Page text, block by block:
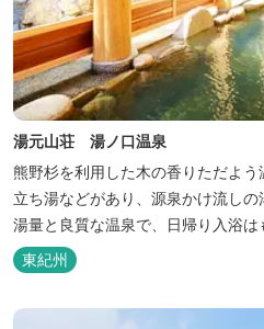
湯元山荘 湯ノ口温泉
熊野杉を利用した木の香りただよう
立ち湯などがあり、源泉かけ流し
湯量と良質な温泉で、日帰り入浴
などの宿泊施設も備えているので、
楽しむ人も多いです。
東紀州